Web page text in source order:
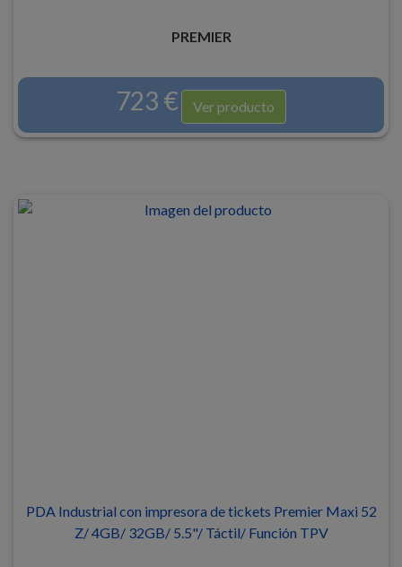
PREMIER
723 € Ver producto
PDA Industrial con impresora de tickets Premier Maxi 52
Z/ 4GB/ 32GB/ 5.5"/ Táctil/ Función TPV